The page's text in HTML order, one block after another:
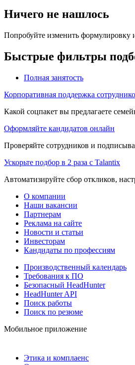
Ничего не нашлось
Попробуйте изменить формулировку
Быстрые фильтры
Полная занятость
Корпоративная поддержка
Какой соцпакет вы предлагаете
Оформляйте кандидатов онлайн
Проверяйте сотрудников и
Ускорьте подбор в 2 раза с Talantix
Автоматизируйте сбор откликов,
О компании
Наши вакансии
Партнерам
Реклама на сайте
Новости и статьи
Инвесторам
Кандидаты по профессиям
Производственный календарь
Требования к ПО
Безопасный HeadHunter
HeadHunter API
Поиск работы
Поиск по резюме
Мобильное приложение
Этика и комплаенс